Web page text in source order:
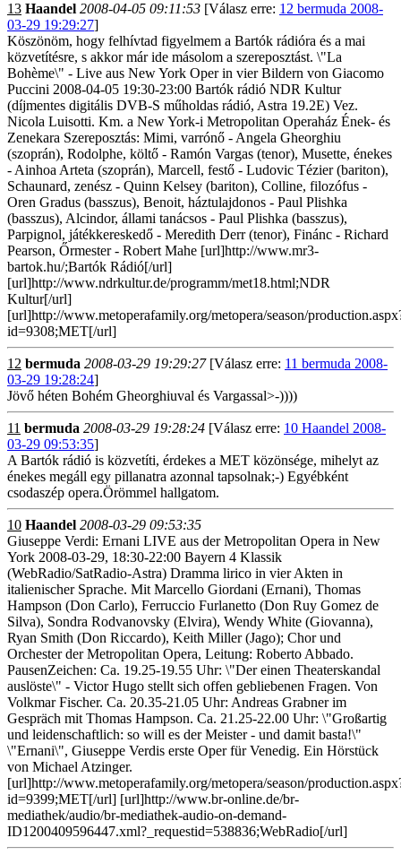
13 Haandel 2008-04-05 09:11:53 [Válasz erre: 12 bermuda 2008-
03-29 19:29:27]
Köszönöm, hogy felhívtad figyelmem a Bartók rádióra és a mai
közvetítésre, s akkor már ide másolom a szereposztást. \"La
Bohème\" - Live aus New York Oper in vier Bildern von Giacomo
Puccini 2008-04-05 19:30-23:00 Bartók rádió NDR Kultur
(díjmentes digitális DVB-S műholdas rádió, Astra 19.2E) Vez.
Nicola Luisotti. Km. a New York-i Metropolitan Operaház Ének- és
Zenekara Szereposztás: Mimi, varrónő - Angela Gheorghiu
(szoprán), Rodolphe, költő - Ramón Vargas (tenor), Musette, énekes
- Ainhoa Arteta (szoprán), Marcell, festő - Ludovic Tézier (bariton),
Schaunard, zenész - Quinn Kelsey (bariton), Colline, filozófus -
Oren Gradus (basszus), Benoit, háztulajdonos - Paul Plishka
(basszus), Alcindor, állami tanácsos - Paul Plishka (basszus),
Parpignol, játékkereskedő - Meredith Derr (tenor), Finánc - Richard
Pearson, Őrmester - Robert Mahe [url]http://www.mr3-
bartok.hu/;Bartók Rádió[/url]
[url]http://www.ndrkultur.de/programm/met18.html;NDR
Kultur[/url]
[url]http://www.metoperafamily.org/metopera/season/
id=9308;MET[/url]
12 bermuda 2008-03-29 19:29:27[Válasz erre: 11 bermuda 2008-
03-29 19:28:24]
Jövő héten Bohém Gheorghiuval és Vargassal>-))))
11 bermuda 2008-03-29 19:28:24 [Válasz erre: 10 Haandel 2008-
03-29 09:53:35]
A Bartók rádió is közvetíti, érdekes a MET közönsége, mihelyt az
énekes megáll egy pillanatra azonnal tapsolnak;-) Egyébként
csodaszép opera.Örömmel hallgatom.
10 Haandel 2008-03-29 09:53:35
Giuseppe Verdi: Ernani LIVE aus der Metropolitan Opera in New
York 2008-03-29, 18:30-22:00 Bayern 4 Klassik
(WebRadio/SatRadio-Astra) Dramma lirico in vier Akten in
italienischer Sprache. Mit Marcello Giordani (Ernani), Thomas
Hampson (Don Carlo), Ferruccio Furlanetto (Don Ruy Gomez de
Silva), Sondra Rodvanovsky (Elvira), Wendy White (Giovanna),
Ryan Smith (Don Riccardo), Keith Miller (Jago); Chor und
Orchester der Metropolitan Opera, Leitung: Roberto Abbado.
PausenZeichen: Ca. 19.25-19.55 Uhr: \"Der einen Theaterskandal
auslöste\" - Victor Hugo stellt sich offen gebliebenen Fragen. Von
Volkmar Fischer. Ca. 20.35-21.05 Uhr: Andreas Grabner im
Gespräch mit Thomas Hampson. Ca. 21.25-22.00 Uhr: \"Großartig
und leidenschaftlich: so will es der Meister - und damit basta!\"
\"Ernani\", Giuseppe Verdis erste Oper für Venedig. Ein Hörstück
von Michael Atzinger.
[url]http://www.metoperafamily.org/metopera/season/
id=9399;MET[/url] [url]http://www.br-online.de/br-
mediathek/audio/br-mediathek-audio-on-demand-
ID1200409596447.xml?_requestid=538836;WebRadio[/url]